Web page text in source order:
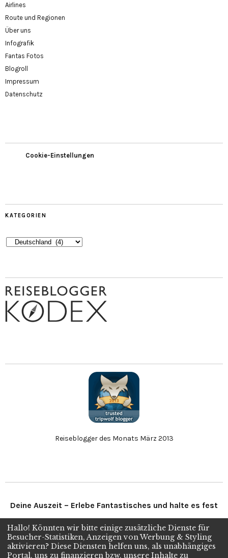
Airlines
Route und Regionen
Über uns
Infografik
Fantas Fotos
Blogroll
Impressum
Datenschutz
Cookie-Einstellungen
KATEGORIEN
Kategorien
Reiseblogger des Monats März 2013
Deine Auszeit – Erlebe Fantastisches und halte es fest
Folge uns
Hallo! Könnten wir bitte einige zusätzliche Dienste für
Besucher-Statistiken, Anzeigen von Werbung & Styling
aktivieren? Diese Diensten helfen uns, als unabhängiges
Portal, uns zu finanzieren bzw. unsere Inhalte zu